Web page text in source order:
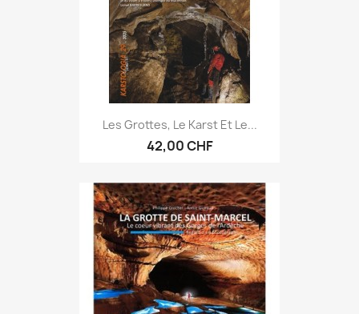
Les Grottes, Le Karst Et Le...
42,00 CHF